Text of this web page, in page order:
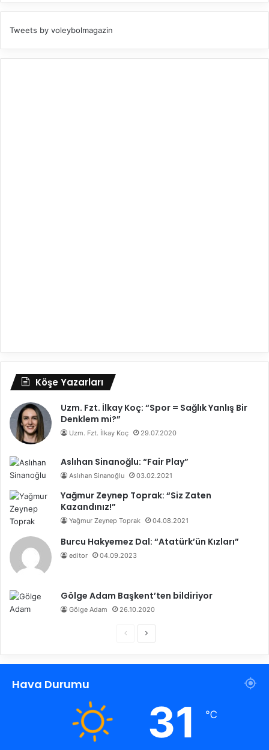
Tweets by voleybolmagazin
Köşe Yazarları
Uzm. Fzt. İlkay Koç: “Spor = Sağlık Yanlış Bir
Denklem mi?”
Uzm. Fzt. İlkay Koç 29.07.2020
Aslıhan Sinanoğlu: “Fair Play”
Aslıhan Sinanoğlu 03.02.2021
Yağmur Zeynep Toprak: “Siz Zaten
Kazandınız!”
Yağmur Zeynep Toprak 04.08.2021
Burcu Hakyemez Dal: “Atatürk’ün Kızları”
editor 04.09.2023
Gölge Adam Başkent’ten bildiriyor
Gölge Adam 26.10.2020
c
n
k
Hava Durumu
31 ℃